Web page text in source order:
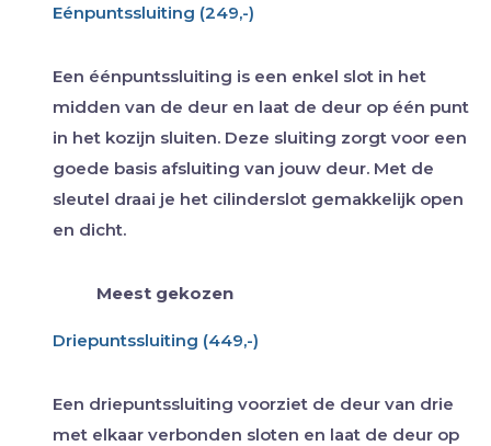
Eénpuntssluiting (249,-)
Een éénpuntssluiting is een enkel slot in het
midden van de deur en laat de deur op één punt
in het kozijn sluiten. Deze sluiting zorgt voor een
goede basis afsluiting van jouw deur. Met de
sleutel draai je het cilinderslot gemakkelijk open
en dicht.
Meest gekozen
Driepuntssluiting (449,-)
Een driepuntssluiting voorziet de deur van drie
met elkaar verbonden sloten en laat de deur op